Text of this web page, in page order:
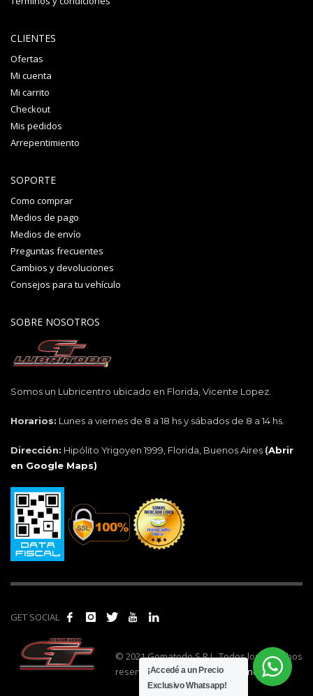
CLIENTES
Ofertas
Mi cuenta
Mi carrito
Checkout
Mis pedidos
Arrepentimiento
SOPORTE
Como comprar
Medios de pago
Medios de envío
Preguntas frecuentes
Cambios y devoluciones
Consejos para tu vehículo
SOBRE NOSOTROS
Somos un Lubricentro ubicado en Florida, Vicente Lopez.
Horarios: Lunes a viernes de 8 a 18 hs y sábados de 8 a 14 hs.
Dirección: Hipólito Yrigoyen 1999, Florida, Buenos Aires (Abrir
en Google Maps)
GET SOCIAL
© 2021 Gomatodo S.R.L. Todos los derechos
reservados. | Realizado por
cónclave.
¡Accedé a un Precio
Exclusivo Whatsapp!